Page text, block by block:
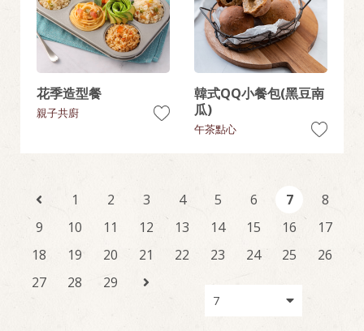
花季造型餐
親子共廚
韓式QQ小餐包(黑豆南
瓜)
午茶點心
1 2 3 4 5 6 7
8
9
10 11 12 13 14 15 16
17
18
19 20 21 22 23 24 25
26
27
28 29